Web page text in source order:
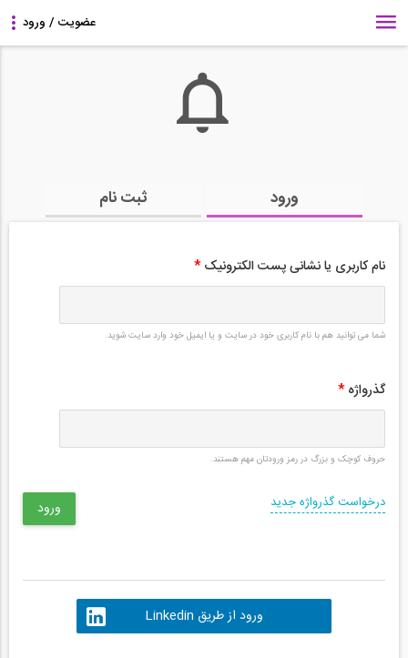
ورود ثبت نام
نام کاربری یا نشانی پست الکترونیک *
شما می توانید هم با نام کاربری خود در سایت و یا ایمیل خود وارد سایت شوید.
گذرواژه *
حروف کوچک و بزرگ در رمز ورودتان مهم هستند.
درخواست گذرواژه جدید
ورود از طریق Linkedin